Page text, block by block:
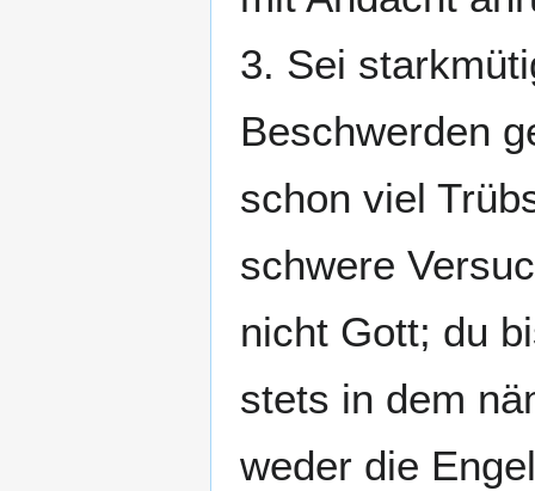
3. Sei
Beschwerden
schon viel
schwere
nicht Gott; du
stets in dem
weder die